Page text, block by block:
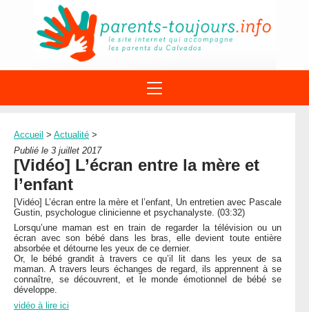
À PROPOS DU REAAP
ACTUALITÉ
AGENDA
DISPOSITIFS PARENTALITÉ
SITES INTERNET
LEXIQUE
LETTRES D’INFO
MENTIONS LÉGALES
CONTACT
STRUCTURES
DOCUMENTS
FORMATIONS
Accueil > Actualité >
Publié le 3 juillet 2017
[Vidéo] L’écran entre la mère et
l’enfant
[Vidéo] L’écran entre la mère et l’enfant, Un entretien avec Pascale
Gustin, psychologue clinicienne et psychanalyste. (03:32)
Lorsqu’une maman est en train de regarder la télévision ou un
écran avec son bébé dans les bras, elle devient toute entière
absorbée et détourne les yeux de ce dernier.
Or, le bébé grandit à travers ce qu’il lit dans les yeux de sa
maman. A travers leurs échanges de regard, ils apprennent à se
connaître, se découvrent, et le monde émotionnel de bébé se
développe.
vidéo à lire ici